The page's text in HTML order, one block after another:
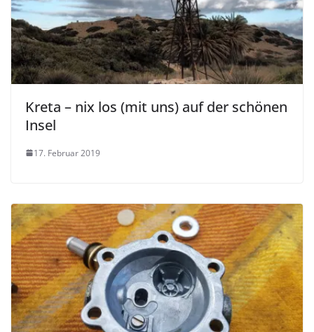
Kreta – nix los (mit uns) auf der schönen
Insel
17. Februar 2019